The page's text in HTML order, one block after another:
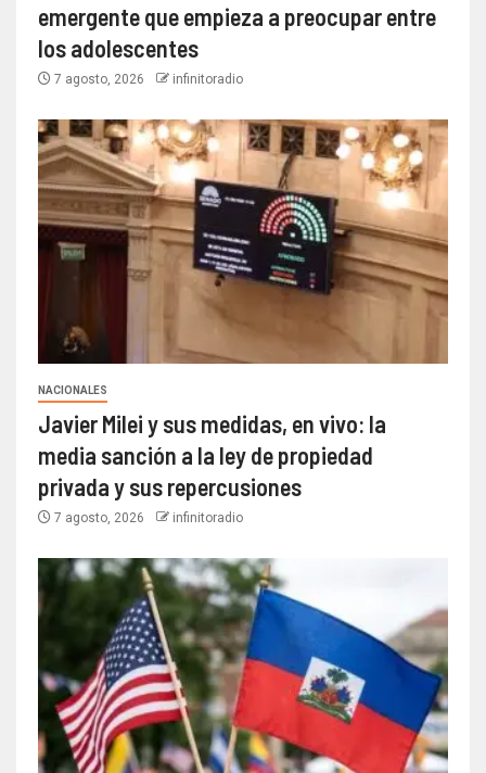
emergente que empieza a preocupar entre
los adolescentes
7 agosto, 2026 infinitoradio
NACIONALES
Javier Milei y sus medidas, en vivo: la
media sanción a la ley de propiedad
privada y sus repercusiones
7 agosto, 2026 infinitoradio